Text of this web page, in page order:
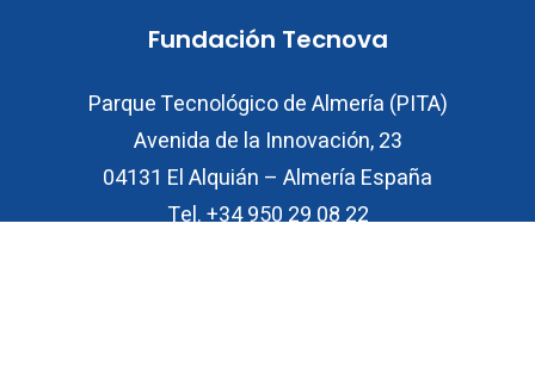
Fundación Tecnova
Parque Tecnológico de Almería (PITA)
Avenida de la Innovación, 23
04131 El Alquián – Almería España
Tel. +34 950 29 08 22